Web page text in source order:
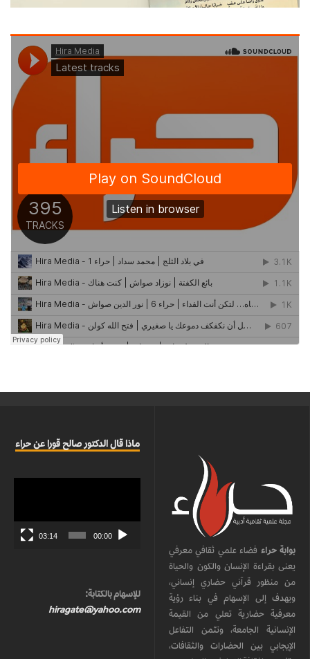
بوابة حراء فضاء علمي ثقافي معرفي
يعنى بقراءة الإنسان والكون والحياة
من منظور قرآني حضاري إنساني،
ويهدف إلى الإسهام في بناء رؤية
معرفية حضارية تعلي من القيمة
الإنسانية الجامعة، وتثمن التفاعل
الإيجابي بين الحضارات والثقافات،
ماذا قال الدكتور صالح قورا عن حراء
00:00
03:14
للإسهام بالكتابة:
hiragate@yahoo.com